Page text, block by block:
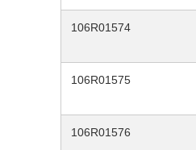
106R01574
106R01575
106R01576